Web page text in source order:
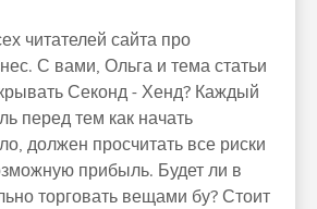
читателей сайта про
С вами, Ольга и тема статьи
Секонд - Хенд? Каждый
перед тем как начать
должен просчитать все риски
прибыль. Будет ли в
торговать вещами бу? Стоит